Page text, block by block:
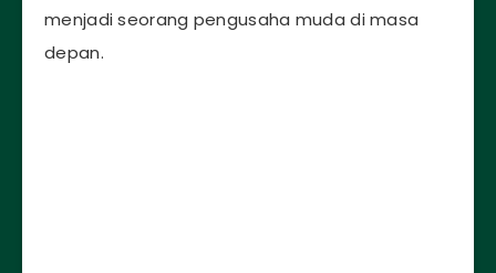
menjadi seorang pengusaha muda di masa
depan.